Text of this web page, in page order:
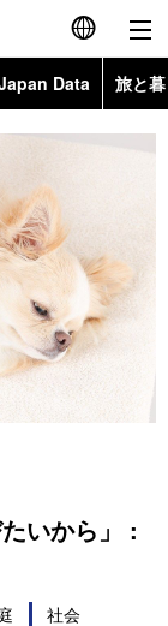
English
繁體字
Français
Español
العربية
Data 旅と
Topics
People
東京
お知らせ
いから」 :
社会